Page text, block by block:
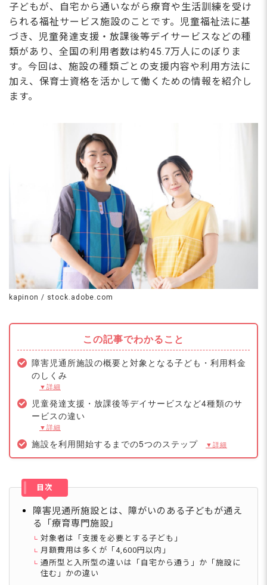
子どもが、自宅から通いながら療育や生活訓練を受け
られる福祉サービス施設のことです。児童福祉法に基
づき、児童発達支援・放課後等デイサービスなどの種
類があり、全国の利用者数は約45.7万人にのぼりま
す。今回は、施設の種類ごとの支援内容や利用方法に
加え、保育士資格を活かして働くための情報を紹介し
ます。
kapinon / stock.adobe.com
この記事でわかること
障害児通所施設の概要と対象となる子ども・利用料金
のしくみ
▼詳細
児童発達支援・放課後等デイサービスなど4種類のサ
ービスの違い
▼詳細
施設を利用開始するまでの5つのステップ ▼詳細
目次
障害児通所施設とは、障がいのある子どもが通え
る「療育専門施設」
対象者は「支援を必要とする子ども」
月額費用は多くが「4,600円以内」
通所型と入所型の違いは「自宅から通う」か「施設に
住む」かの違い